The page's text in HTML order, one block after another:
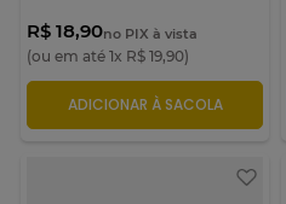
R$ 18,90no PIX à vista
(ou em até 1x R$ 19,90)
ADICIONAR À SACOLA